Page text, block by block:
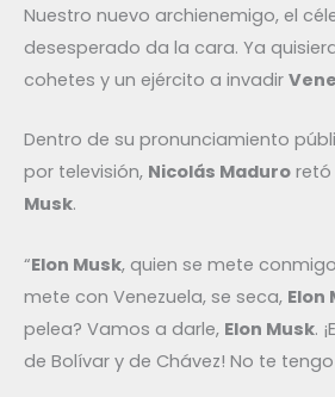
Nuestro nuevo archienemigo, el
desesperado da la cara. Ya
cohetes y un ejército a invadir
Dentro de su pronunciamiento
por televisión, Nicolás Maduro retó
Musk.
“Elon Musk, quien se mete
mete con Venezuela, se seca, Elon
pelea? Vamos a darle, Elon Musk.
de Bolívar y de Chávez! No te